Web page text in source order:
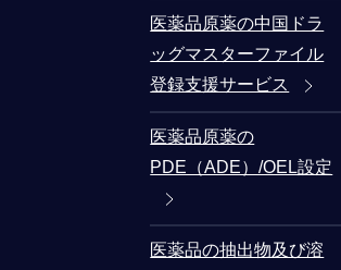
医薬品原薬の中国ドラ
ッグマスターファイル
登録支援サービス
医薬品原薬の
PDE（ADE）/OEL設定
医薬品の抽出物及び溶